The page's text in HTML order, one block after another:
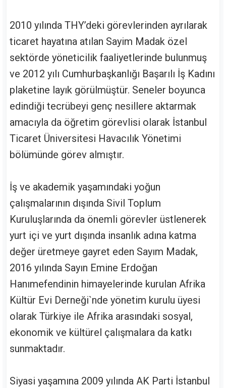
2010 yılında THY’deki görevlerinden ayrılarak
ticaret hayatına atılan Sayim Madak özel
sektörde yöneticilik faaliyetlerinde bulunmuş
ve 2012 yılı Cumhurbaşkanlığı Başarılı İş Kadını
plaketine layık görülmüştür. Seneler boyunca
edindiği tecrübeyi genç nesillere aktarmak
amacıyla da öğretim görevlisi olarak İstanbul
Ticaret Üniversitesi Havacılık Yönetimi
bölümünde görev almıştır.
İş ve akademik yaşamındaki yoğun
çalışmalarının dışında Sivil Toplum
Kuruluşlarında da önemli görevler üstlenerek
yurt içi ve yurt dışında insanlık adına katma
değer üretmeye gayret eden Sayım Madak,
2016 yılında Sayın Emine Erdoğan
Hanımefendinin himayelerinde kurulan Afrika
Kültür Evi Derneği`nde yönetim kurulu üyesi
olarak Türkiye ile Afrika arasındaki sosyal,
ekonomik ve kültürel çalışmalara da katkı
sunmaktadır.
Siyasi yaşamına 2009 yılında AK Parti İstanbul